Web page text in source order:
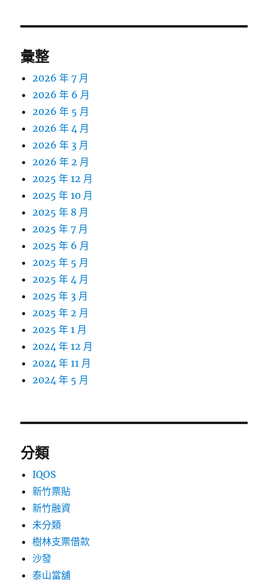
彙整
2026 年 7 月
2026 年 6 月
2026 年 5 月
2026 年 4 月
2026 年 3 月
2026 年 2 月
2025 年 12 月
2025 年 10 月
2025 年 8 月
2025 年 7 月
2025 年 6 月
2025 年 5 月
2025 年 4 月
2025 年 3 月
2025 年 2 月
2025 年 1 月
2024 年 12 月
2024 年 11 月
2024 年 5 月
分類
IQOS
新竹票貼
新竹融資
未分類
樹林支票借款
沙發
泰山當舖